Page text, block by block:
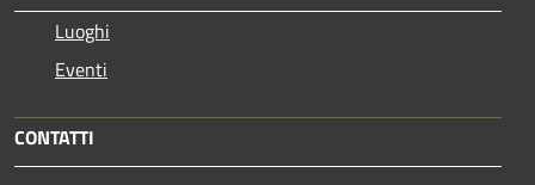
Luoghi
Eventi
CONTATTI